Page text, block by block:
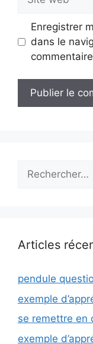
web
Enregistrer
dans le
Rechercher :
Articles
pendule
exemple
se remettre en
exemple